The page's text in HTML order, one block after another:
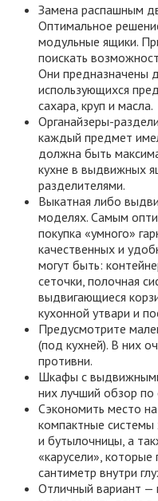
Замена распашным
Оптимальное
модульные ящики.
поискать
Они предназначены
использующихся
сахара, круп и масла.
Органайзеры-
каждый предмет
должна быть
кухне в выдвижных
разделителями.
Выкатная либо
моделях. Самым
покупка «умного»
качественных и
могут быть:
сеточки, полочная
выдвигающиеся
кухонной утвари и
Предусмотрите
(под кухней). В них
противни.
Шкафы с
них лучший обзор по
Сэкономить место
компактные системы
и бутылочницы, а
«карусели»,
сантиметр внутри
Отличный вариант